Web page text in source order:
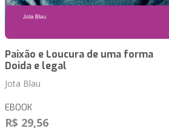
Paixão e Loucura de uma forma
Doida e legal
Jota Blau
EBOOK
R$ 29,56